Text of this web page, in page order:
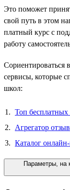
Это поможет
свой путь в этом
платный курс с
работу
Сориентироваться
сервисы, которые
школ:
Топ бесплатных
Агрегатор
Каталог
Параметры, на